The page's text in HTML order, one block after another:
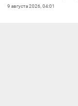
9 августа 2026, 04:01